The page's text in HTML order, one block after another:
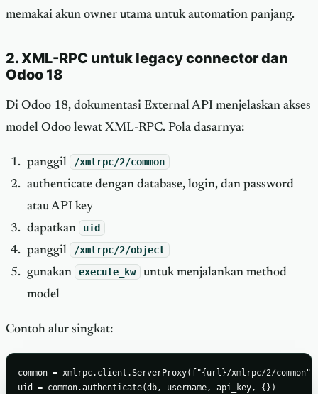
memakai akun owner utama untuk automation panjang.
2. XML-RPC untuk legacy connector dan
Odoo 18
Di Odoo 18, dokumentasi External API menjelaskan akses
model Odoo lewat XML-RPC. Pola dasarnya:
panggil /xmlrpc/2/common
authenticate dengan database, login, dan password
atau API key
dapatkan
uid
panggil /xmlrpc/2/object
gunakan execute_kw
untuk menjalankan method
model
Contoh alur singkat:
common = xmlrpc.client.ServerProxy(f"{url}/xmlrpc/2/common")
uid = common.authenticate(db, username, api_key, {})